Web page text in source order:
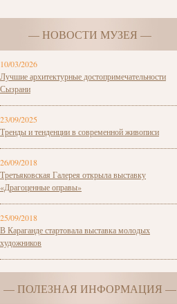
— НОВОСТИ МУЗЕЯ —
10/03/2026
Лучшие архитектурные достопримечательности
Сызрани
23/09/2025
Тренды и тенденции в современной живописи
26/09/2018
Третьяковская Галерея открыла выставку
«Драгоценные оправы»
25/09/2018
В Караганде стартовала выставка молодых
художников
— ПОЛЕЗНАЯ ИНФОРМАЦИЯ —